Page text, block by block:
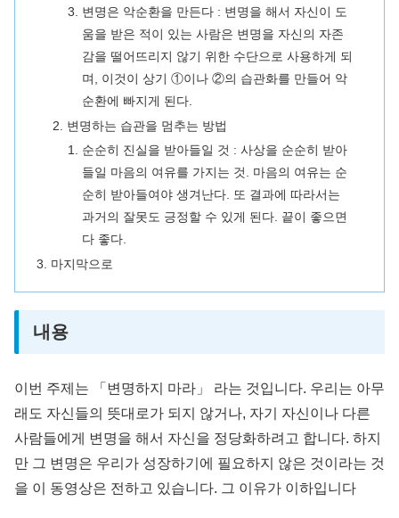
변명은 악순환을 만든다 : 변명을 해서 자신이 도
움을 받은 적이 있는 사람은 변명을 자신의 자존
감을 떨어뜨리지 않기 위한 수단으로 사용하게 되
며, 이것이 상기 ①이나 ②의 습관화를 만들어 악
순환에 빠지게 된다.
변명하는 습관을 멈추는 방법
순순히 진실을 받아들일 것 : 사상을 순순히 받아
들일 마음의 여유를 가지는 것. 마음의 여유는 순
순히 받아들여야 생겨난다. 또 결과에 따라서는
과거의 잘못도 긍정할 수 있게 된다. 끝이 좋으면
다 좋다.
마지막으로
내용
이번 주제는 「변명하지 마라」 라는 것입니다. 우리는 아무
래도 자신들의 뜻대로가 되지 않거나, 자기 자신이나 다른
사람들에게 변명을 해서 자신을 정당화하려고 합니다. 하지
만 그 변명은 우리가 성장하기에 필요하지 않은 것이라는 것
을 이 동영상은 전하고 있습니다. 그 이유가 이하입니다